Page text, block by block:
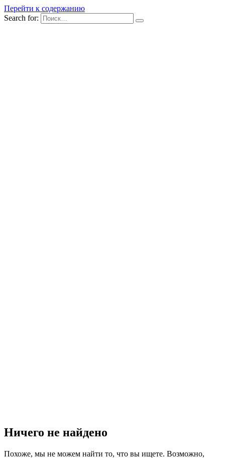
Перейти к содержанию
Search for:
Ничего не найдено
Похоже, мы не можем найти то, что вы ищете. Возможно,